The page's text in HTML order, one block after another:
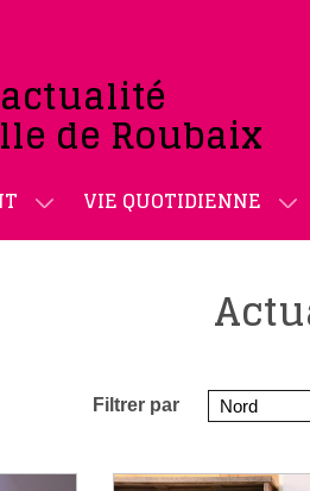
de Roubaix
VIE QUOTIDIENNE
Filtrer par